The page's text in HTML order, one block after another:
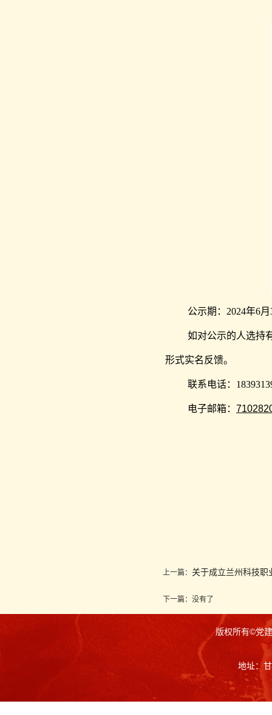
公示期：2024年6
如对公示的人选持
形式实名反馈。
联系电话：
电子邮箱：
上一篇： 关于成立兰州科技
下一篇：没有了
版权所有©党
地址：